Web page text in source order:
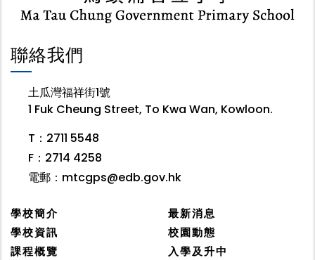
聯絡我們
土瓜灣福祥街1號
1 Fuk Cheung Street, To Kwa Wan, Kowloon.
T：2711 5548
F：2714 4258
電郵： mtcgps@edb.gov.hk
學校簡介
學校資訊
課程概覽
最新消息
校園動態
入學及升中